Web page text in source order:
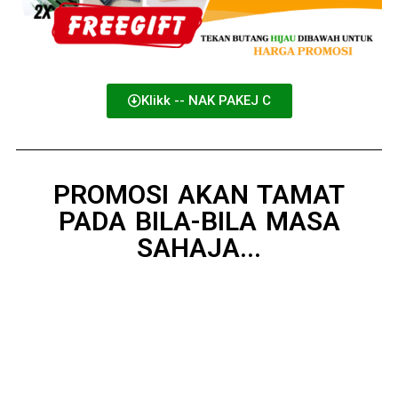
Klikk -- NAK PAKEJ C
PROMOSI AKAN TAMAT
PADA BILA-BILA MASA
SAHAJA...